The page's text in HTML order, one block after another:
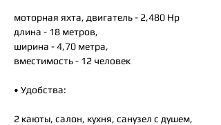
моторная яхта, двигатель - 2,480 Hp
длина - 18 метров,
ширина - 4,70 метра,
вместимость - 12 человек
• Удобства:
2 каюты, салон, кухня, санузел с душем,